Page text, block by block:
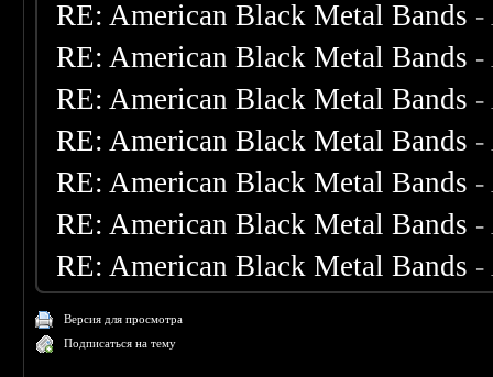
RE: American Black Metal Bands -
RE: American Black Metal Bands -
RE: American Black Metal Bands -
RE: American Black Metal Bands -
RE: American Black Metal Bands -
RE: American Black Metal Bands -
RE: American Black Metal Bands -
Версия для просмотра
Подписаться на тему